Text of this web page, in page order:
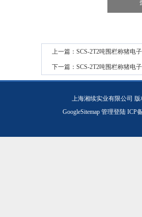
上一篇： SCS-2T2吨围栏称猪电
下一篇： SCS-2T2吨围栏称猪电
上海湘续实业有限公司
GoogleSitemap 管理登陆ICP